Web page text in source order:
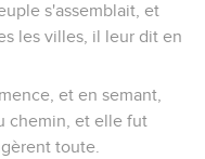
s'assemblait, et
les villes, il leur dit en
et en semant,
chemin, et elle fut
toute.